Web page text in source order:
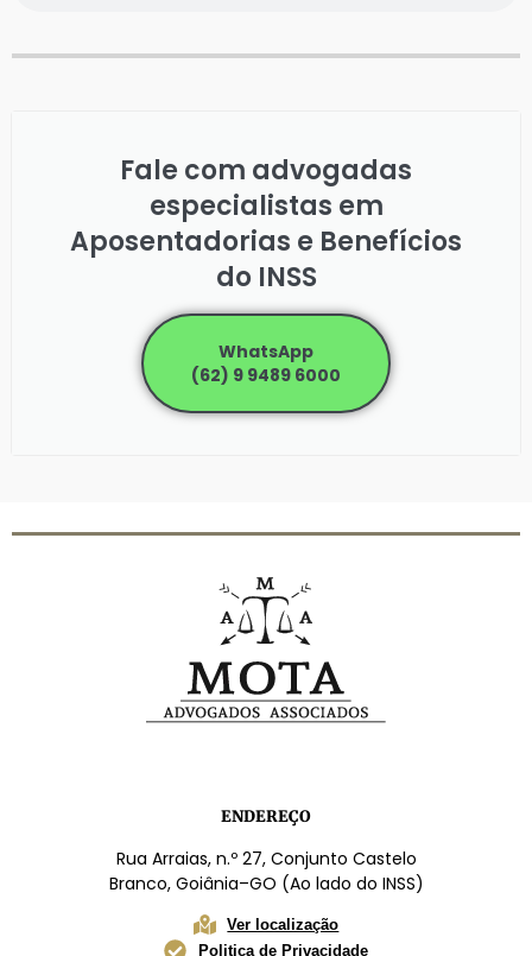
Fale com advogadas
especialistas em
Aposentadorias e Benefícios
do INSS
WhatsApp
(62) 9 9489 6000
ENDEREÇO
Rua Arraias, n.º 27, Conjunto Castelo
Branco, Goiânia–GO (Ao lado do INSS)
Ver localização
Politica de Privacidade